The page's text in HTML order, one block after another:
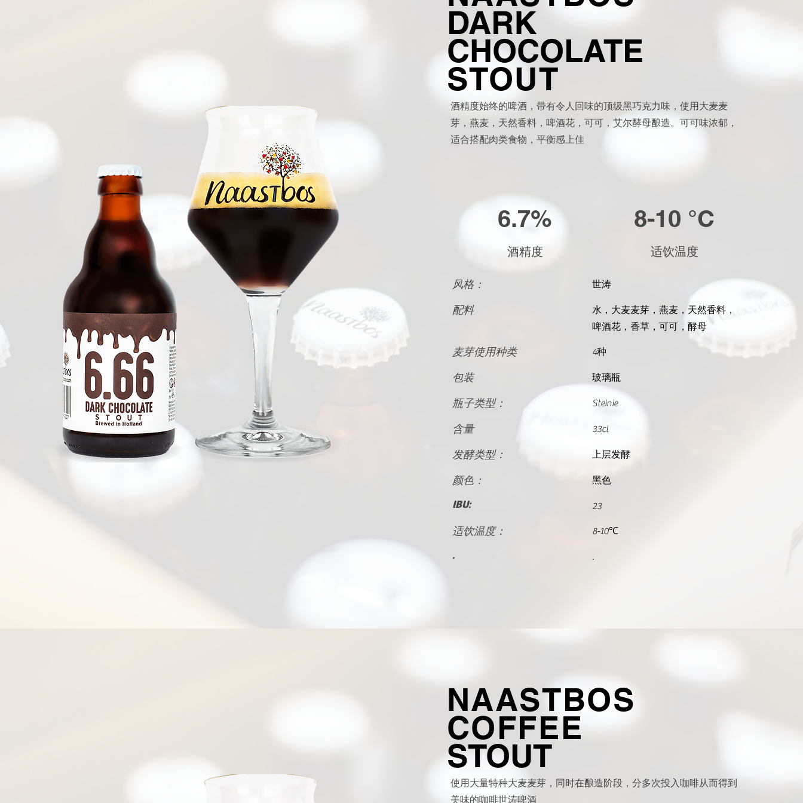
DARK
CHOCOLATE
STOUT
酒精度始终的啤酒，带有令人回味的顶级黑巧克力味，使用大麦麦
芽，燕麦，天然香料，啤酒花，可可，艾尔酵母酿造。可可味浓郁，
适合搭配肉类食物，平衡感上佳
6.7% 8-10 °C
酒精度 适饮温度
风格： 世涛
配料
水，大麦麦芽，燕麦，天然香料，
啤酒花，香草，可可，酵母
麦芽使用种类 4种
包装 玻璃瓶
瓶子类型： Steinie
含量 33cl
发酵类型： 上层发酵
颜色： 黑色
IBU: 23
适饮温度： 8-10℃
. .
NAASTBOS
COFFEE
STOUT
使用大量特种大麦麦芽，同时在酿造阶段，分多次投入咖啡从而得到
美味的咖啡世涛啤酒